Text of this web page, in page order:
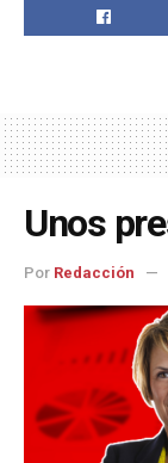
Unos
Por Redacción